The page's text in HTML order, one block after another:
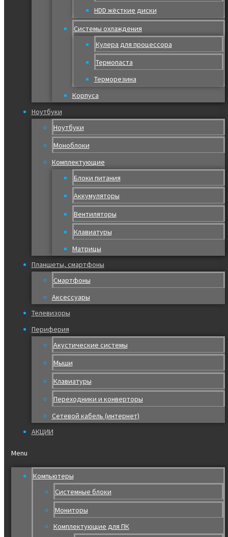
HDD жёсткие диски
Системы охлаждения
Кулера для процессора
Термопаста
Терморезина
Корпуса
Ноутбуки
Ноутбуки
Моноблоки
Комплектующие
Блоки питания
Аккумуляторы
Вентиляторы
Клавиатуры
Матрицы
Планшеты, смартфоны
Смартфоны
Аксессуары
Телевизоры
Периферия
Акустические системы
Мыши
Клавиатуры
Переходники и конверторы
Сетевой кабель (интернет)
АКЦИИ
Menu
Компьютеры
Системные блоки
Мониторы
Комплектующие для ПК